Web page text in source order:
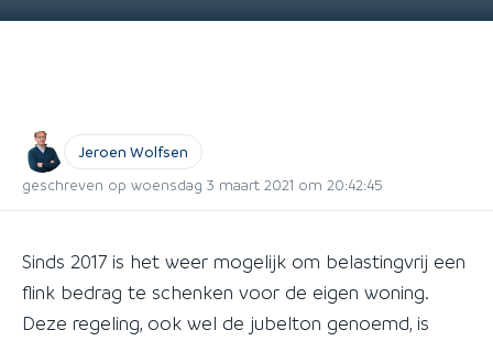
Jeroen Wolfsen
geschreven op woensdag 3 maart 2021 om 20:42:45
Sinds 2017 is het weer mogelijk om belastingvrij een
flink bedrag te schenken voor de eigen woning.
Deze regeling, ook wel de jubelton genoemd, is